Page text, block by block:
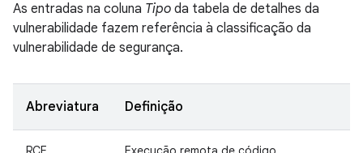
As entradas na coluna Tipo da tabela de detalhes da
vulnerabilidade fazem referência à classificação da
vulnerabilidade de segurança.
Abreviatura Definição